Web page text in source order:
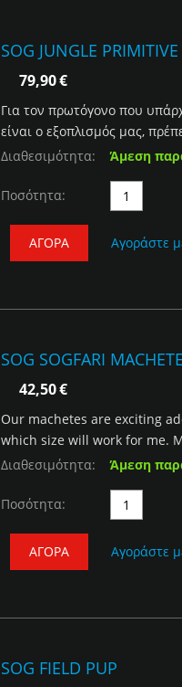
SOG JUNGLE PRIMITIVE
79,90€
Για τον πρωτόγονο που
είναι ο εξοπλισμός μας,
Διαθεσιμότητα:
Άμεση
Ποσότητα:
ΑΓΟΡΆ Αγοράστε
SOG SOGFARI
42,50€
Our machetes are exciting
which size will work for me.
Διαθεσιμότητα:
Άμεση
Ποσότητα:
ΑΓΟΡΆ Αγοράστε
SOG FIELD PUP